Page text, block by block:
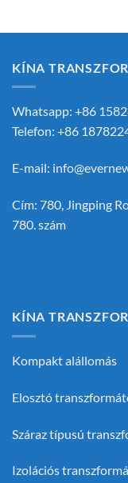
KÍNA
Whatsapp: +86
Telefon: +86
E-mail:
Cím: 780, Jingping
780. szám
KÍNA
Kompakt alállomás
Elosztó
Száraz típusú
Izolációs